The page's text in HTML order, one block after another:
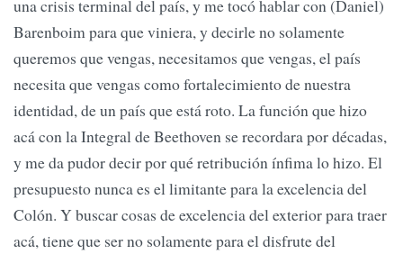
una crisis terminal del país, y me tocó hablar con (Daniel)
Barenboim para que viniera, y decirle no solamente
queremos que vengas, necesitamos que vengas, el país
necesita que vengas como fortalecimiento de nuestra
identidad, de un país que está roto. La función que hizo
acá con la Integral de Beethoven se recordara por décadas,
y me da pudor decir por qué retribución ínfima lo hizo. El
presupuesto nunca es el limitante para la excelencia del
Colón. Y buscar cosas de excelencia del exterior para traer
acá, tiene que ser no solamente para el disfrute del